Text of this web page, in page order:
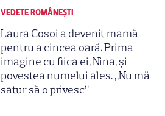
VEDETE ROMÂNEŞTI
Laura Cosoi a devenit mamă
pentru a cincea oară. Prima
imagine cu fiica ei, Nina, și
povestea numelui ales. „Nu mă
satur să o privesc”